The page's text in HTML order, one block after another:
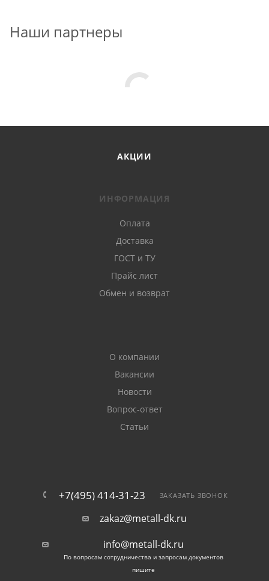
Наши партнеры
АКЦИИ
ИНФОРМАЦИЯ
Оплата
Доставка
ГОСТ и ТУ
Прайс лист
Обмен и возврат
О компании
Вакансии
Новости
Вопрос-ответ
Статьи
+7(495) 414-31-23 ЗАКАЗАТЬ ЗВОНОК
zakaz@metall-dk.ru
info@metall-dk.ru
По вопросам сотрудничества и запросам документов
пишите